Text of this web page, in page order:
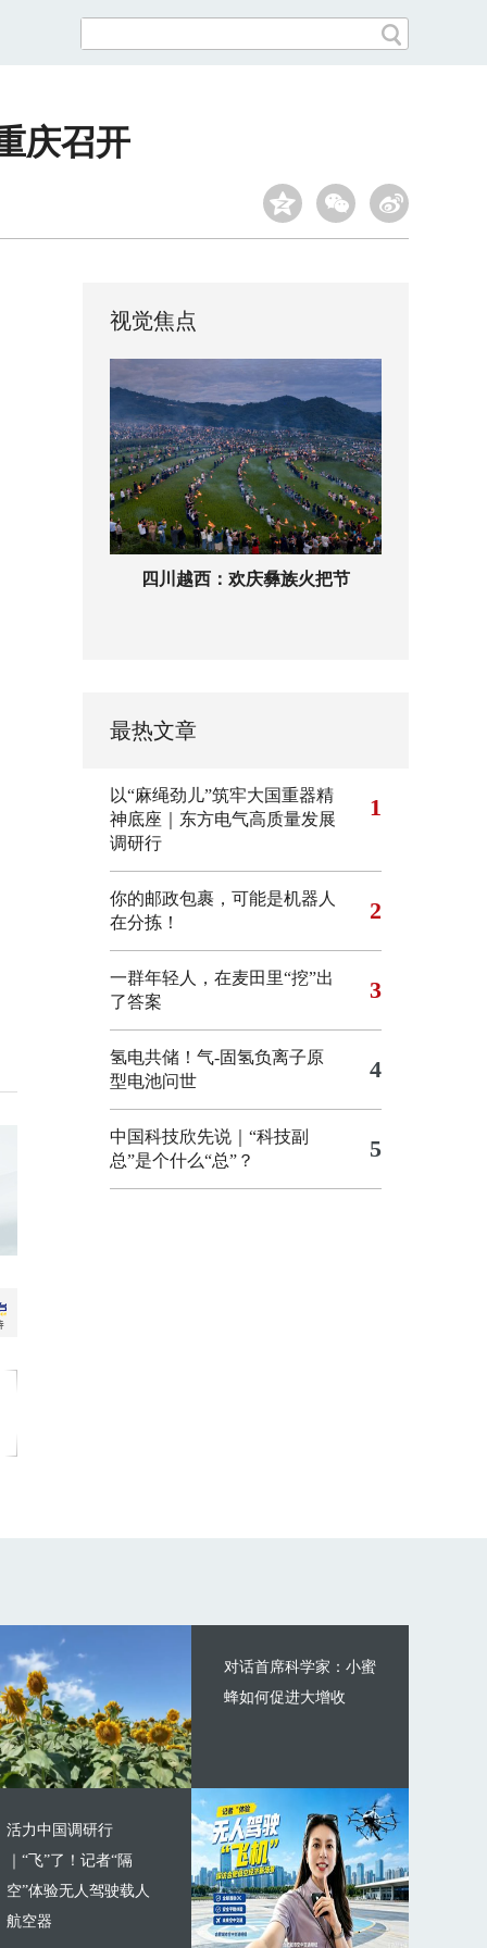
庆召开
视觉焦点
四川越西：欢庆彝族火把节
最热文章
以“麻绳劲儿”筑牢大国重器精
神底座｜东方电气高质量发展
调研行
1
你的邮政包裹，可能是机器人
在分拣！
2
一群年轻人，在麦田里“挖”出
了答案
3
氢电共储！气-固氢负离子原
型电池问世
4
中国科技欣先说｜“科技副
总”是个什么“总”？
5
对话首席科学家：小蜜
蜂如何促进大增收
活力中国调研行
｜“飞”了！记者“隔
空”体验无人驾驶载人
航空器